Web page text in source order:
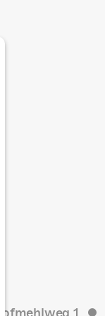
Kofmehlweg 1